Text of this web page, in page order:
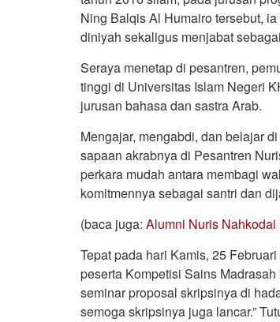
Ning Balqis Al Humairo tersebut,
diniyah sekaligus menjabat
Seraya menetap di pesantren,
tinggi di Universitas Islam Negeri
jurusan bahasa dan sastra Arab.
Mengajar, mengabdi, dan belajar
sapaan akrabnya di Pesantren
perkara mudah antara membagi
komitmennya sebagai santri dan
(baca juga: Alumni Nuris
Tepat pada hari Kamis, 25
peserta Kompetisi Sains
seminar proposal skripsinya di
semoga skripsinya juga lancar.”